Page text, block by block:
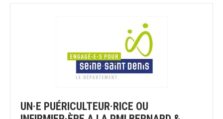
UN·E PUÉRICULTEUR·RICE OU